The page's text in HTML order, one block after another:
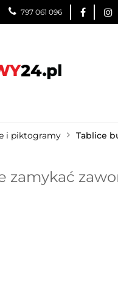
797 061 096
ZNAKI DROGOWE
i piktogramy Tablice
zamykać